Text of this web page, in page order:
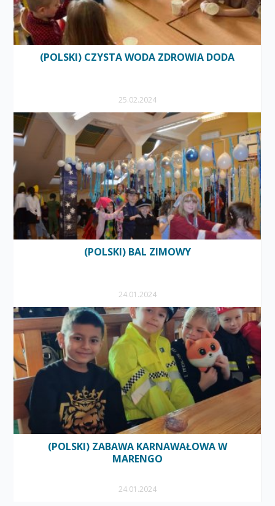
(POLSKI) CZYSTA WODA ZDROWIA DODA
25.02.2024
(POLSKI) BAL ZIMOWY
24.01.2024
(POLSKI) ZABAWA KARNAWAŁOWA W
MARENGO
24.01.2024